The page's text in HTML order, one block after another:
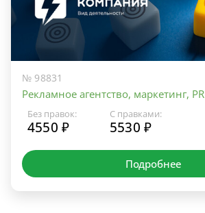
№ 98831
Рекламное агентство, маркетинг, PR
Без правок:
4550 ₽
С правками:
5530 ₽
Подробнее